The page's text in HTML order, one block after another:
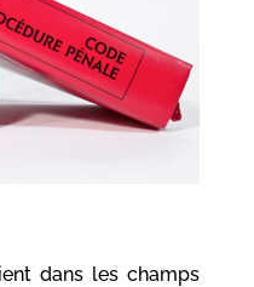
dans les champs